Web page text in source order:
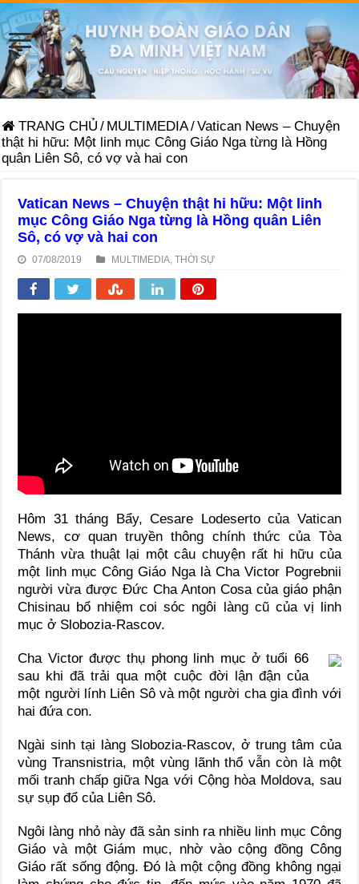
TRANG CHỦ / MULTIMEDIA/Vatican News – Chuyện
thật hi hữu: Một linh mục Công Giáo Nga từng là Hồng
quân Liên Sô, có vợ và hai con
Vatican News – Chuyện thật hi hữu: Một linh
mục Công Giáo Nga từng là Hồng quân Liên
Sô, có vợ và hai con
07/08/2019 MULTIMEDIA ,THỜI SỰ
Hôm 31 tháng Bẩy, Cesare Lodeserto của Vatican
News, cơ quan truyền thông chính thức của Tòa
Thánh vừa thuật lại một câu chuyện rất hi hữu của
một linh mục Công Giáo Nga là Cha Victor Pogrebnii
người vừa được Đức Cha Anton Cosa của giáo phận
Chisinau bổ nhiệm coi sóc ngôi làng cũ của vị linh
mục ở Slobozia-Rascov.
Cha Victor được thụ phong linh mục ở tuổi 66
sau khi đã trải qua một cuộc đời lận đận của
một người lính Liên Sô và một người cha gia đình với
hai đứa con.
Ngài sinh tại làng Slobozia-Rascov, ở trung tâm của
vùng Transnistria, một vùng lãnh thổ vẫn còn là một
mối tranh chấp giữa Nga với Cộng hòa Moldova, sau
sự sụp đổ của Liên Sô.
Ngôi làng nhỏ này đã sản sinh ra nhiều linh mục Công
Giáo và một Giám mục, nhờ vào cộng đồng Công
Giáo rất sống động. Đó là một cộng đồng không ngại